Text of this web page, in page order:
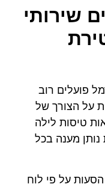
שירותי
פועלים רוב
על הצורך של
טיסות לילה
נותן מענה בכל
הסעות על פי לוח